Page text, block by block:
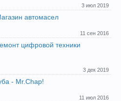
3 июл 2019
автомасел
11 сен 2016
цифровой техники
3 дек 2019
- Mr.Chap!
11 июл 2016